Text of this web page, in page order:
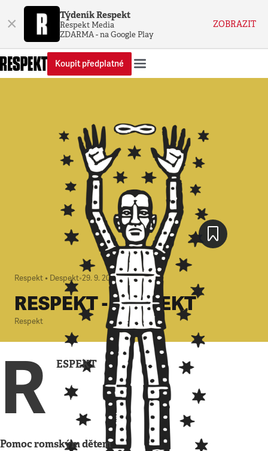
× Týdeník Respekt
Respekt Media
ZDARMA - na Google Play
ZOBRAZIT
Koupit předplatné
Respekt • Despekt•29. 9. 2013•1minuta
RESPEKT - DESPEKT
Respekt
R ESPEKT
Pomoc romským dětem